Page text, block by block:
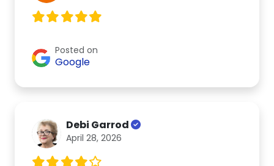
Posted on
Google
Debi Garrod
April 28, 2026